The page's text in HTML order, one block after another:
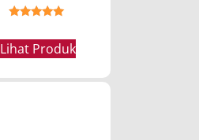
Lihat Produk